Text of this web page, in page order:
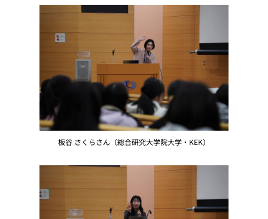
板谷 さくらさん（総合研究大学院大学・KEK）